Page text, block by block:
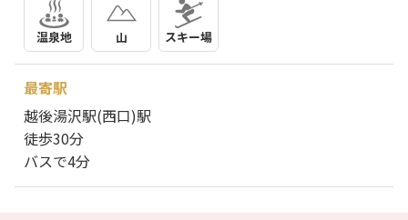
温泉地 山 スキー場
最寄駅
越後湯沢駅(西口)駅
徒歩30分
バスで4分